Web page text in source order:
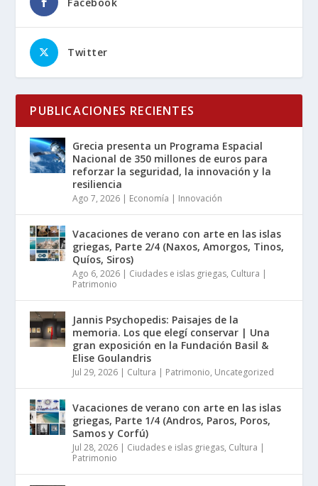
Twitter
PUBLICACIONES RECIENTES
Grecia presenta un Programa Espacial
Nacional de 350 millones de euros para
reforzar la seguridad, la innovación y la
resiliencia
Ago 7, 2026 | Economía | Innovación
Vacaciones de verano con arte en las islas
griegas, Parte 2/4 (Naxos, Amorgos, Tinos,
Quíos, Siros)
Ago 6, 2026 | Ciudades e islas griegas, Cultura |
Patrimonio
Jannis Psychopedis: Paisajes de la
memoria. Los que elegí conservar | Una
gran exposición en la Fundación Basil &
Elise Goulandris
Jul 29, 2026 | Cultura | Patrimonio, Uncategorized
Vacaciones de verano con arte en las islas
griegas, Parte 1/4 (Andros, Paros, Poros,
Samos y Corfú)
Jul 28, 2026 | Ciudades e islas griegas, Cultura |
Patrimonio